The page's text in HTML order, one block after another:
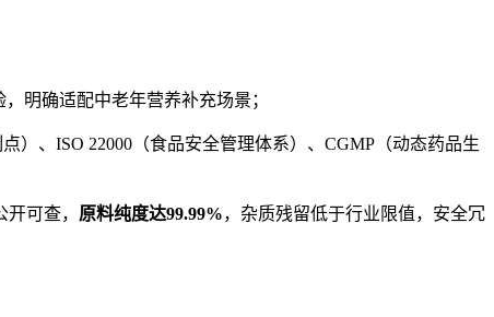
明确适配中老年营养补充场景；
、ISO 22000（食品安全管理体系）、CGMP（动态药品生
可查， 原料纯度达99.99%，杂质残留低于行业限值，安全冗